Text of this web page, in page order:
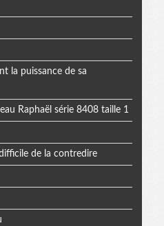
la puissance de sa
Raphaël série 8408 taille 1
de la contredire